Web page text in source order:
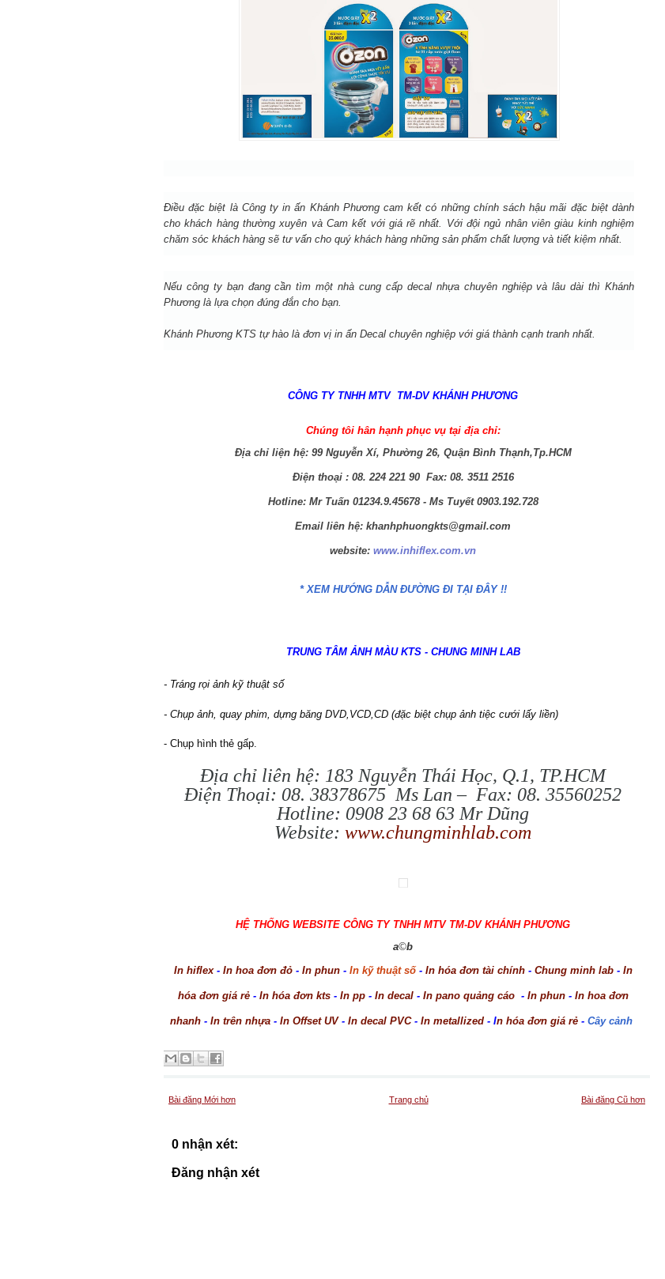
Điều đặc biệt là Công ty in ấn Khánh Phương cam kết có những chính sách hậu mãi đặc biệt dành
cho khách hàng thường xuyên và Cam kết với giá rẽ nhất. Với đội ngủ nhân viên giàu kinh nghiệm
chăm sóc khách hàng sẽ tư vấn cho quý khách hàng những sản phẩm chất lượng và tiết kiệm nhất.
Nếu công ty bạn đang cần tìm một nhà cung cấp decal nhựa chuyên nghiệp và lâu dài thì Khánh
Phương là lựa chọn đúng đắn cho bạn.
Khánh Phương KTS tự hào là đơn vị in ấn Decal chuyên nghiệp với giá thành cạnh tranh nhất.
CÔNG TY TNHH MTV TM-DV KHÁNH PHƯƠNG
Chúng tôi hân hạnh phục vụ tại địa chỉ:
Địa chỉ liện hệ: 99 Nguyễn Xí, Phường 26, Quận Bình Thạnh,Tp.HCM
Điện thoại : 08. 224 221 90 Fax: 08. 3511 2516
Hotline: Mr Tuấn 01234.9.45678 - Ms Tuyết 0903.192.728
Email liên hệ: khanhphuongkts@gmail.com
website: www.inhiflex.com.vn
* XEM HƯỚNG DẪN ĐƯỜNG ĐI TẠI ĐÂY !!
TRUNG TÂM ẢNH MÀU KTS - CHUNG MINH LAB
- Tráng rọi ảnh kỹ thuật số
- Chụp ảnh, quay phim, dựng băng DVD,VCD,CD (đặc biệt chụp ảnh tiệc cưới lấy liền)
- Chụp hình thẻ gấp.
Địa chỉ liên hệ: 183 Nguyễn Thái Học, Q.1, TP.HCM
Điện Thoại: 08. 38378675 Ms Lan – Fax: 08. 35560252
Hotline: 0908 23 68 63 Mr Dũng
Website: www.chungminhlab.com
HỆ THỐNG WEBSITE CÔNG TY TNHH MTV TM-DV KHÁNH PHƯƠNG
a©b
In hiflex- In hoa đơn đỏ- In phun- In kỹ thuật số- In hóa đơn tài chính- Chung minh lab- In
hóa đơn giá rẻ- In hóa đơn kts- In pp- In decal- In pano quảng cáo - In phun- In hoa đơn
nhanh - In trên nhựa - In Offset UV- In decal PVC- In metallized - In hóa đơn giá rẻ - Cây cảnh
Bài đăng Mới hơn Bài đăng Cũ hơn
Trang chủ
0 nhận xét:
Đăng nhận xét